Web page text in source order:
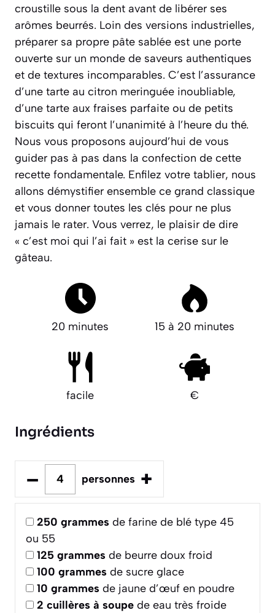
croustille sous la dent avant de libérer ses
arômes beurrés. Loin des versions industrielles,
préparer sa propre pâte sablée est une porte
ouverte sur un monde de saveurs authentiques
et de textures incomparables. C’est l’assurance
d’une tarte au citron meringuée inoubliable,
d’une tarte aux fraises parfaite ou de petits
biscuits qui feront l’unanimité à l’heure du thé.
Nous vous proposons aujourd’hui de vous
guider pas à pas dans la confection de cette
recette fondamentale. Enfilez votre tablier, nous
allons démystifier ensemble ce grand classique
et vous donner toutes les clés pour ne plus
jamais le rater. Vous verrez, le plaisir de dire
« c’est moi qui l’ai fait » est la cerise sur le
gâteau.
20 minutes 15 à 20 minutes
facile €
Ingrédients
– personnes +
250 grammes de farine de blé type 45
ou 55
125 grammes de beurre doux froid
100 grammes de sucre glace
10 grammes de jaune d’œuf en poudre
2 cuillères à soupe de eau très froide